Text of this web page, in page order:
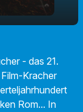
- das 21.
Kracher
Rom... In